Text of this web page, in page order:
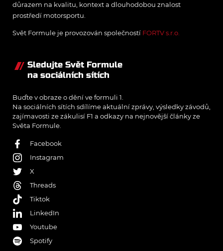
důrazem na kvalitu, kontext a dlouhodobou znalost
prostředí motorsportu.
Svět Formule je provozován společností FORTV s.r.o.
Sledujte Svět Formule
na sociálních sítích
Buďte v obraze o dění ve formuli 1.
Na sociálních sítích sdílíme aktuální zprávy, výsledky závodů,
zajímavosti ze zákulisí F1 a odkazy na nejnovější články ze
Světa Formule.
Facebook
Instagram
X
Threads
Tiktok
LinkedIn
Youtube
Spotify